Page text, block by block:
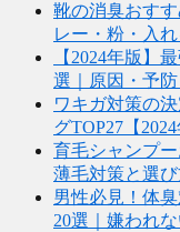
靴の消臭おす
レー・粉・入
【2024年版】
選｜原因・予
ワキガ対策の
グTOP27【
育毛シャンプ
薄毛対策と選
男性必見！体
20選｜嫌われ